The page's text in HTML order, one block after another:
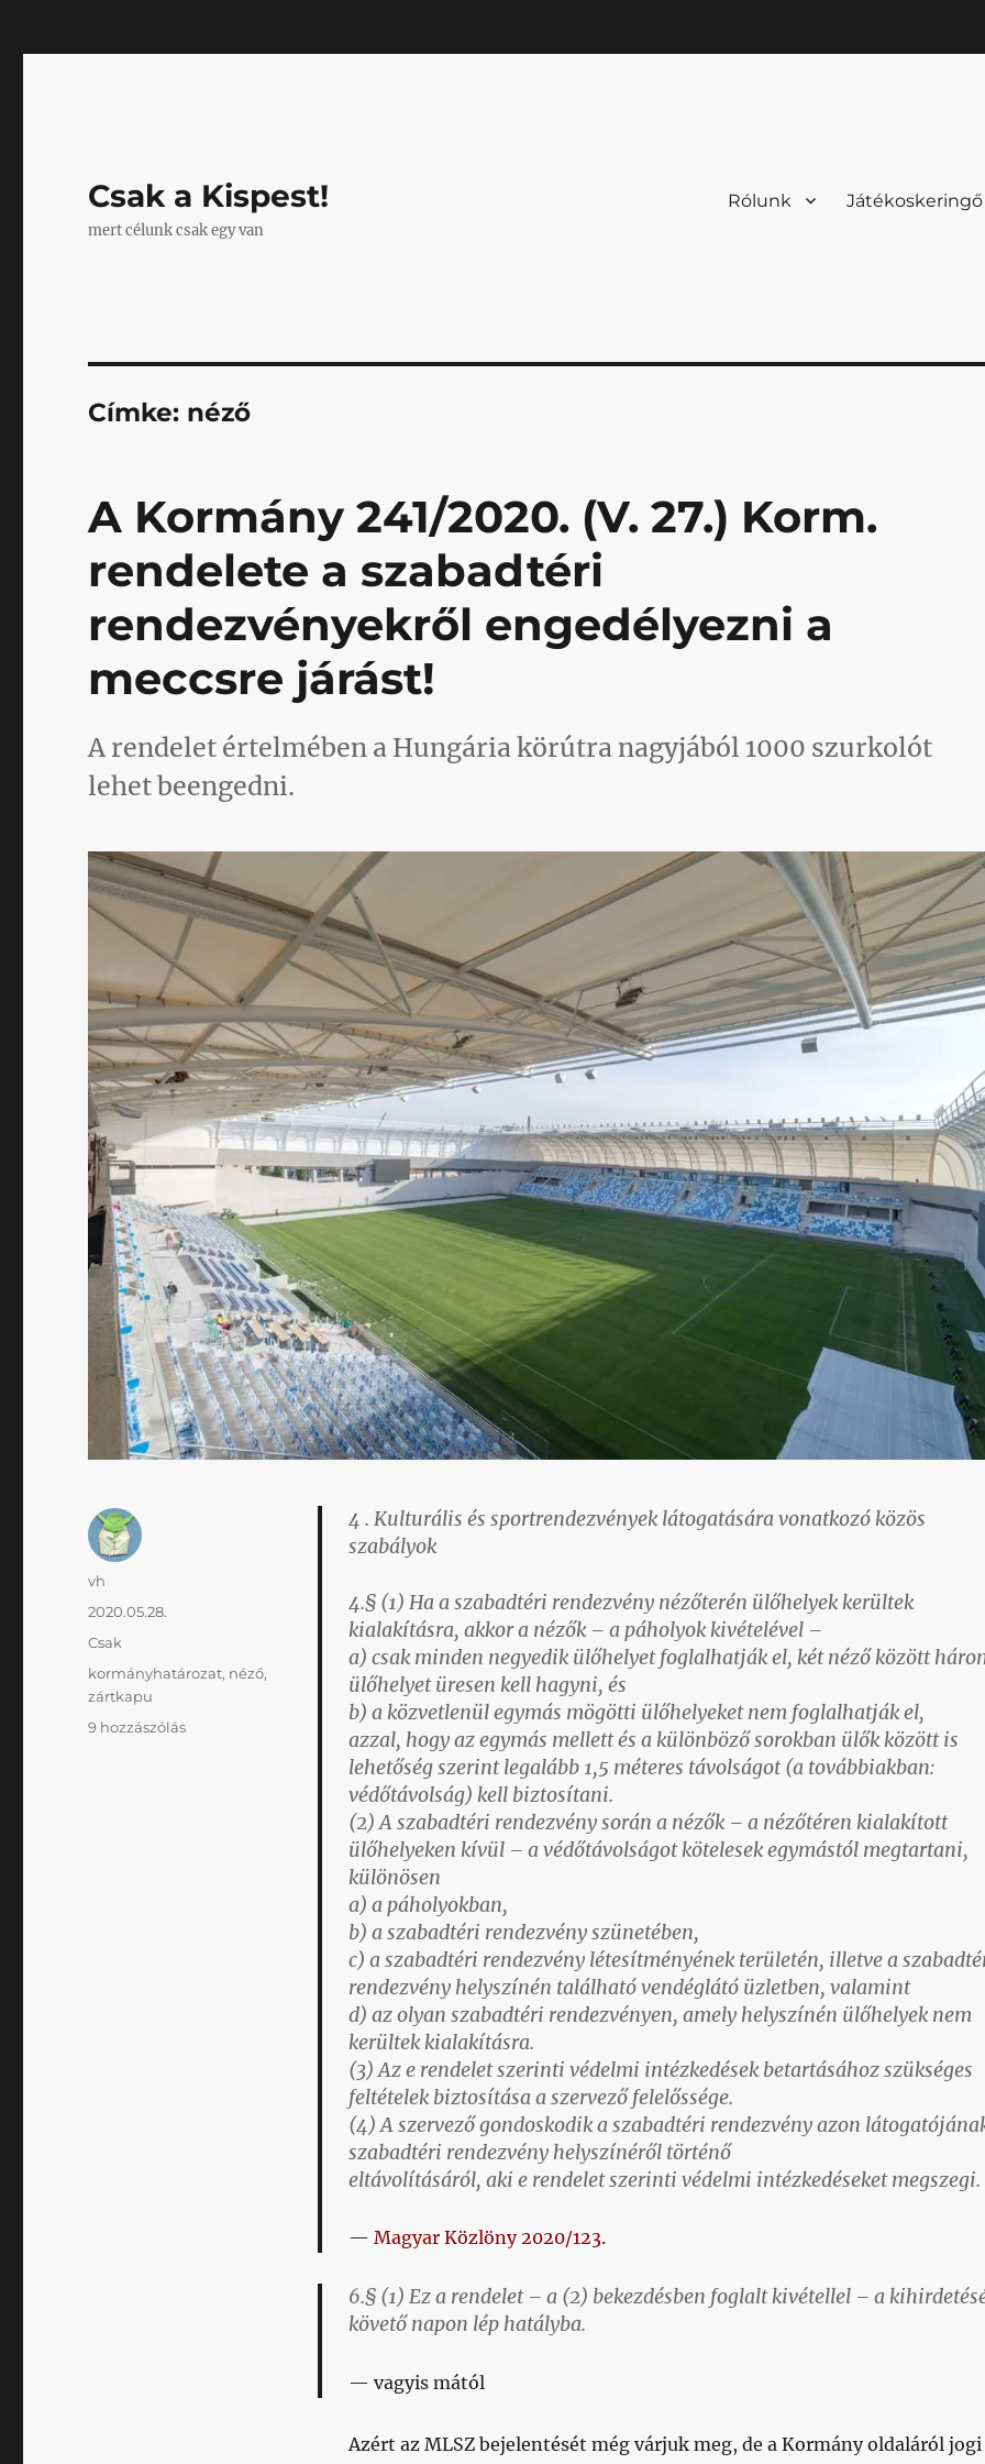
Csak a Kispest!
mert célunk csak egy van
Rólunk Játékoskeringő
Címke: néző
A Kormány 241/2020. (V. 27.) Korm.
rendelete a szabadtéri
rendezvényekről engedélyezni a
meccsre járást!
A rendelet értelmében a Hungária körútra nagyjából 1000 szurkolót
lehet beengedni.
4 . Kulturális és sportrendezvények látogatására vonatkozó közös
szabályok
4.§ (1) Ha a szabadtéri rendezvény nézőterén ülőhelyek kerültek
kialakításra, akkor a nézők – a páholyok kivételével –
a) csak minden negyedik ülőhelyet foglalhatják el, két néző között
ülőhelyet üresen kell hagyni, és
b) a közvetlenül egymás mögötti ülőhelyeket nem foglalhatják el,
azzal, hogy az egymás mellett és a különböző sorokban ülők között is
lehetőség szerint legalább 1,5 méteres távolságot (a továbbiakban:
védőtávolság) kell biztosítani.
(2) A szabadtéri rendezvény során a nézők – a nézőtéren kialakított
ülőhelyeken kívül – a védőtávolságot kötelesek egymástól megtartani,
különösen
a) a páholyokban,
b) a szabadtéri rendezvény szünetében,
c) a szabadtéri rendezvény létesítményének területén, illetve a
rendezvény helyszínén található vendéglátó üzletben, valamint
d) az olyan szabadtéri rendezvényen, amely helyszínén ülőhelyek nem
kerültek kialakításra.
(3) Az e rendelet szerinti védelmi intézkedések betartásához szükséges
feltételek biztosítása a szervező felelőssége.
(4) A szervező gondoskodik a szabadtéri rendezvény azon
szabadtéri rendezvény helyszínéről történő
eltávolításáról, aki e rendelet szerinti védelmi intézkedéseket megszegi.
Magyar Közlöny 2020/123.
6.§ (1) Ez a rendelet – a (2) bekezdésben foglalt kivétellel – a
követő napon lép hatályba.
vagyis mától
Azért az MLSZ bejelentését még várjuk meg, de a Kormány oldaláról jogi
Szerző
vh
Közzétéve
2020.05.28.
Kategória
Csak
Címke
kormányhatározat, néző,
zártkapu
9 hozzászólásA